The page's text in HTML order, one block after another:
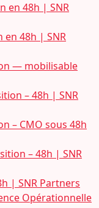
en 48h | SNR
en 48h | SNR
— mobilisable
– 48h | SNR
– CMO sous 48h
– 48h | SNR
| SNR Partners
Opérationnelle